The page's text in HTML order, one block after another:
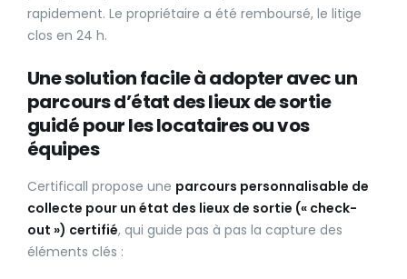
rapidement. Le propriétaire a été remboursé, le litige
clos en 24 h.
Une solution facile à adopter avec un
parcours d’état des lieux de sortie
guidé pour les locataires ou vos
équipes
Certificall propose une parcours personnalisable de
collecte pour un état des lieux de sortie (« check-
out ») certifié, qui guide pas à pas la capture des
éléments clés :